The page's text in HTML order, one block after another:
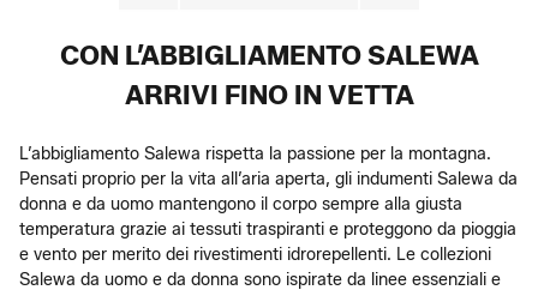
CON L’ABBIGLIAMENTO SALEWA
ARRIVI FINO IN VETTA
L’abbigliamento Salewa rispetta la passione per la montagna.
Pensati proprio per la vita all’aria aperta, gli indumenti Salewa da
donna e da uomo mantengono il corpo sempre alla giusta
temperatura grazie ai tessuti traspiranti e proteggono da pioggia
e vento per merito dei rivestimenti idrorepellenti. Le collezioni
Salewa da uomo e da donna sono ispirate da linee essenziali e